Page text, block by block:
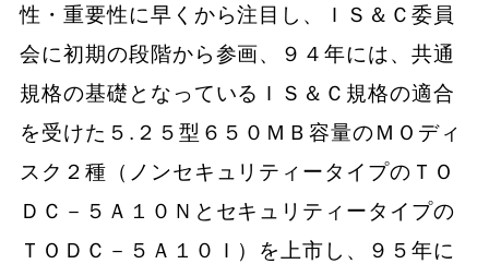
性・重要性に早くから注目し、ＩＳ＆Ｃ委員
会に初期の段階から参画、９４年には、共通
規格の基礎となっているＩＳ＆Ｃ規格の適合
を受けた５.２５型６５０ＭＢ容量のＭＯディ
スク２種（ノンセキュリティータイプのＴＯ
ＤＣ－５Ａ１０Ｎとセキュリティータイプの
ＴＯＤＣ－５Ａ１０Ｉ）を上市し、９５年に